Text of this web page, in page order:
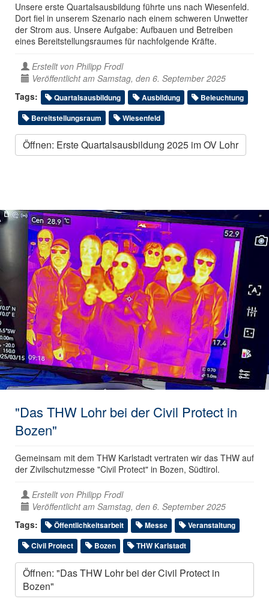
Unsere erste Quartalsausbildung führte uns nach Wiesenfeld.
Dort fiel in unserem Szenario nach einem schweren Unwetter
der Strom aus. Unsere Aufgabe: Aufbauen und Betreiben
eines Bereitstellungsraumes für nachfolgende Kräfte.
Erstellt von Philipp Frodl
Veröffentlicht am Samstag, den 6. September 2025
Tags:
Quartalsausbildung Ausbildung
Beleuchtung
Bereitstellungsraum
Wiesenfeld
Öffnen: Erste Quartalsausbildung 2025 im OV Lohr
"Das THW Lohr bei der Civil Protect in
Bozen"
Gemeinsam mit dem THW Karlstadt vertraten wir das THW auf
der Zivilschutzmesse "Civil Protect" in Bozen, Südtirol.
Erstellt von Philipp Frodl
Veröffentlicht am Samstag, den 6. September 2025
Tags:
Öffentlichkeitsarbeit Messe
Veranstaltung
Civil Protect
Bozen THW Karlstadt
Öffnen: "Das THW Lohr bei der Civil Protect in
Bozen"